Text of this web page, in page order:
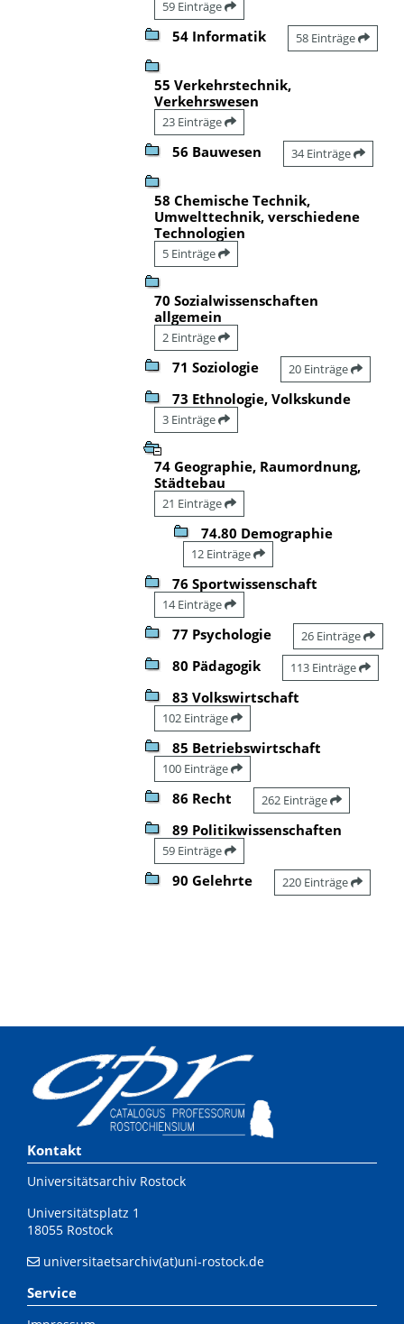
59 Einträge
54 Informatik 58 Einträge
55 Verkehrstechnik,
Verkehrswesen
23 Einträge
56 Bauwesen 34 Einträge
58 Chemische Technik,
Umwelttechnik, verschiedene
Technologien
5 Einträge
70 Sozialwissenschaften
allgemein
2 Einträge
71 Soziologie 20 Einträge
73 Ethnologie, Volkskunde
3 Einträge
74 Geographie, Raumordnung,
Städtebau
21 Einträge
74.80 Demographie
12 Einträge
76 Sportwissenschaft
14 Einträge
77 Psychologie 26 Einträge
80 Pädagogik 113 Einträge
83 Volkswirtschaft
102 Einträge
85 Betriebswirtschaft
100 Einträge
86 Recht 262 Einträge
89 Politikwissenschaften
59 Einträge
90 Gelehrte 220 Einträge
Kontakt
Universitätsarchiv Rostock
Universitätsplatz 1
18055 Rostock
universitaetsarchiv(at)uni-rostock.de
Service